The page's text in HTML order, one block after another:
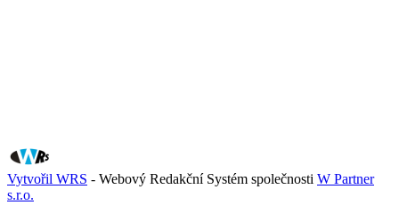
Vytvořil WRS - Webový Redakční Systém společnosti W Partner
s.r.o.